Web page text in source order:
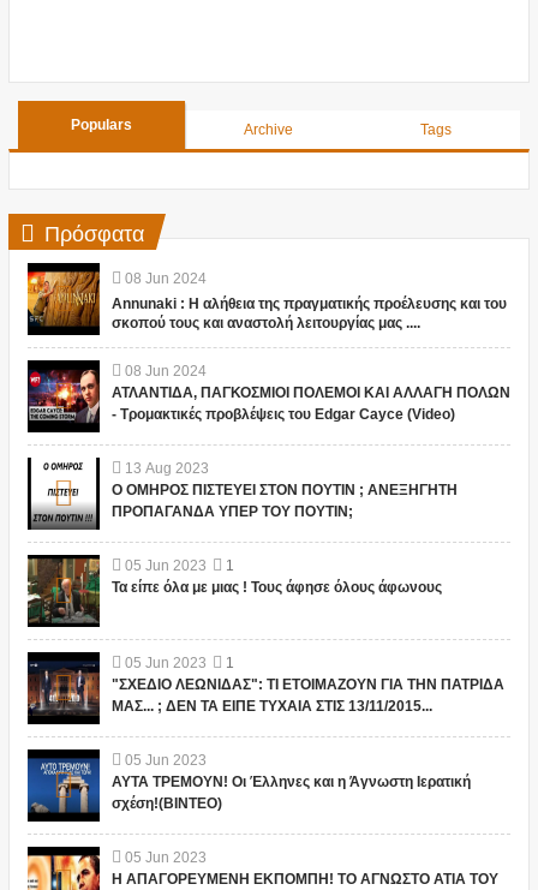
Populars Archive Tags
Πρόσφατα
08 Jun 2024
Annunaki : Η αλήθεια της πραγματικής προέλευσης και του
σκοπού τους και αναστολή λειτουργίας μας ....
08 Jun 2024
ΑΤΛΑΝΤΙΔΑ, ΠΑΓΚΟΣΜΙΟΙ ΠΟΛΕΜΟΙ ΚΑΙ ΑΛΛΑΓΗ ΠΟΛΩΝ
- Τρομακτικές προβλέψεις του Edgar Cayce (Video)
13 Aug 2023
Ο ΟΜΗΡΟΣ ΠΙΣΤΕΥΕΙ ΣΤΟΝ ΠΟΥΤΙΝ ; ΑΝΕΞΗΓΗΤΗ
ΠΡΟΠΑΓΑΝΔΑ ΥΠΕΡ ΤΟΥ ΠΟΥΤΙΝ;
05 Jun 2023
1
Τα είπε όλα με μιας ! Τους άφησε όλους άφωνους
05 Jun 2023
1
"ΣΧΕΔΙΟ ΛΕΩΝΙΔΑΣ": ΤΙ ΕΤΟΙΜΑΖΟΥΝ ΓΙΑ ΤΗΝ ΠΑΤΡΙΔΑ
ΜΑΣ... ; ΔΕΝ ΤΑ ΕΙΠΕ ΤΥΧΑΙΑ ΣΤΙΣ 13/11/2015...
05 Jun 2023
ΑΥΤΑ ΤΡΕΜΟΥΝ! Οι Έλληνες και η Άγνωστη Ιερατική
σχέση!(ΒΙΝΤΕΟ)
05 Jun 2023
Η ΑΠΑΓΟΡΕΥΜΕΝΗ ΕΚΠΟΜΠΗ! ΤΟ ΑΓΝΩΣΤΟ ΑΤΙΑ ΤΟΥ